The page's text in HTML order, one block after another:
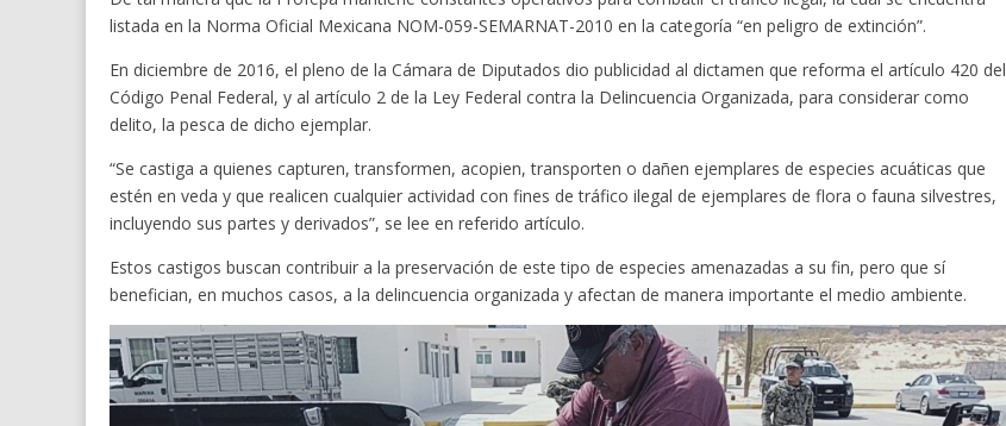
listada en la Norma Oficial Mexicana NOM-059-SEMARNAT-2010 en la categoría “en peligro de extinción”.
En diciembre de 2016, el pleno de la Cámara de Diputados dio publicidad al dictamen que reforma el artículo 420 del
Código Penal Federal, y al artículo 2 de la Ley Federal contra la Delincuencia Organizada, para considerar como
delito, la pesca de dicho ejemplar.
“Se castiga a quienes capturen, transformen, acopien, transporten o dañen ejemplares de especies acuáticas que
estén en veda y que realicen cualquier actividad con fines de tráfico ilegal de ejemplares de flora o fauna silvestres,
incluyendo sus partes y derivados”, se lee en referido artículo.
Estos castigos buscan contribuir a la preservación de este tipo de especies amenazadas a su fin, pero que sí
benefician, en muchos casos, a la delincuencia organizada y afectan de manera importante el medio ambiente.